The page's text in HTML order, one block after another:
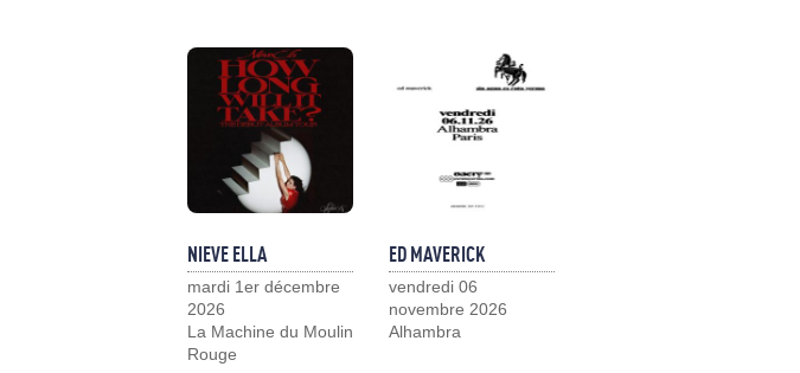
NIEVE ELLA
mardi 1er décembre
2026
La Machine du Moulin
Rouge
ED MAVERICK
vendredi 06
novembre 2026
Alhambra